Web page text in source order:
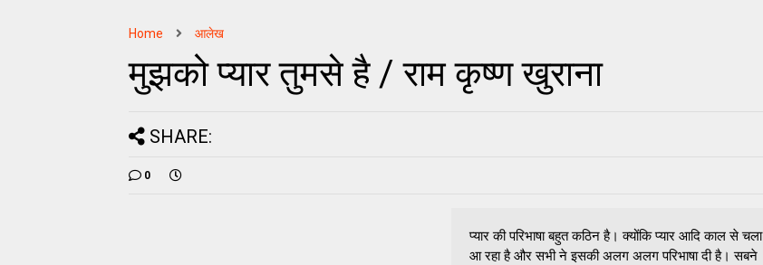
Home आलेख
मुझको प्यार तुमसे है / राम कृष्ण खुराना
SHARE:
0
प्यार की परिभाषा बहुत कठिन है। क्योंकि प्यार आदि काल से चला
आ रहा है और सभी ने इसकी अलग अलग परिभाषा दी है। सबने